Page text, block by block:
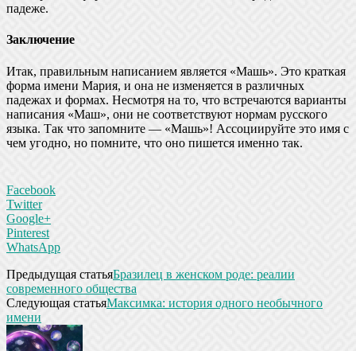
падеже.
Заключение
Итак, правильным написанием является «Машь». Это краткая
форма имени Мария, и она не изменяется в различных
падежах и формах. Несмотря на то, что встречаются варианты
написания «Маш», они не соответствуют нормам русского
языка. Так что запомните — «Машь»! Ассоциируйте это имя с
чем угодно, но помните, что оно пишется именно так.
Facebook
Twitter
Google+
Pinterest
WhatsApp
Предыдущая статьяБразилец в женском роде: реалии
современного общества
Следующая статьяМаксимка: история одного необычного
имени